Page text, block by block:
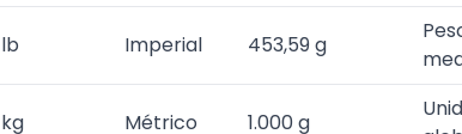
lb Imperial 453,59 g
kg Métrico 1.000 g